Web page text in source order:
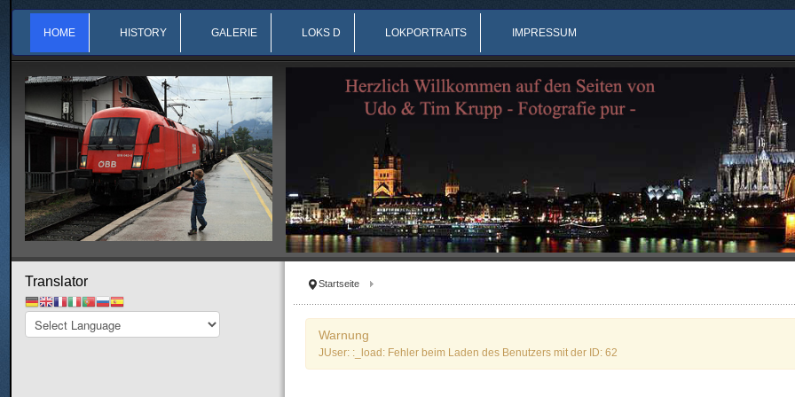
HOME HISTORY GALERIE LOKS D LOKPORTRAITS IMPRESSUM
Startseite
Warnung
JUser: :_load: Fehler beim Laden des Benutzers mit der ID: 62
Translator